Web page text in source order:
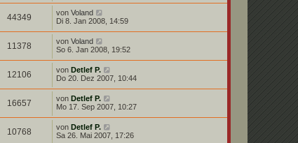
44349 von Voland
Di 8. Jan 2008, 14:59
11378 von Voland
So 6. Jan 2008, 19:52
12106 von Detlef P.
Do 20. Dez 2007, 10:44
16657 von Detlef P.
Mo 17. Sep 2007, 10:27
10768 von Detlef P.
Sa 26. Mai 2007, 17:26